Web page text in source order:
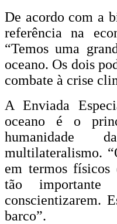
De acordo com a
referência na
“Temos uma
oceano. Os dois
combate à crise
A Enviada
oceano é o
humanidade
multilateralismo.
em termos
tão
conscientizarem.
barco”.